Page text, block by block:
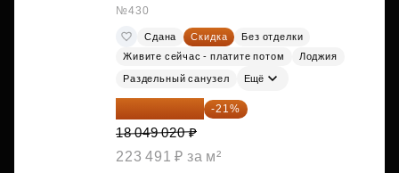
№430
Сдана Скидка
Без отделки
Живите сейчас - платите потом
Лоджия
Раздельный санузел Ещё
14 258 726 ₽ -21%
18 049 020 ₽
223 491 ₽ за м²